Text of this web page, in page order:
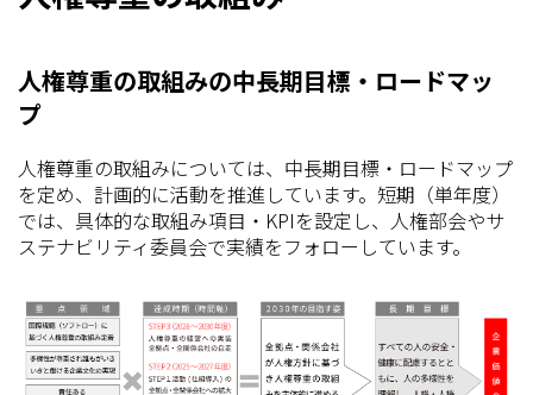
人権尊重の取組みの中長期目標・ロードマッ
プ
人権尊重の取組みについては、中長期目標・ロードマップ
を定め、計画的に活動を推進しています。短期（単年度）
では、具体的な取組み項目・KPIを設定し、人権部会やサ
ステナビリティ​委員会で実績をフォローしています。​